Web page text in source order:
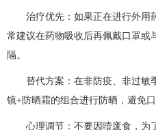
治疗优先：如果正在进行外用
常建议在药物吸收后再佩戴口罩或
隔。
替代方案：在非防疫、非过敏
镜+防晒霜的组合进行防晒，避免口
心理调节：不要因噎废食，为